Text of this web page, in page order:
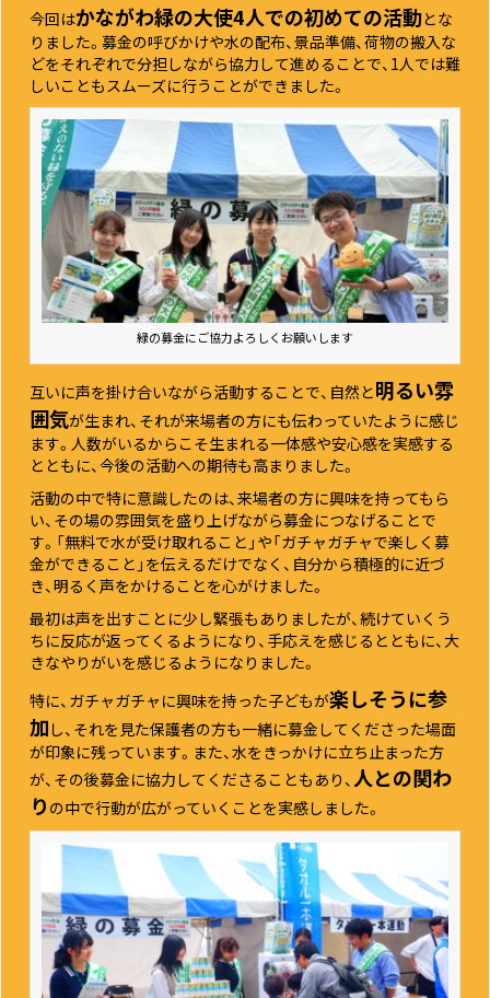
今回はかながわ緑の大使4人での初めての活動とな
りました。募金の呼びかけや水の配布、景品準備、荷物の搬入な
どをそれぞれで分担しながら協力して進めることで、1人では難
しいこともスムーズに行うことができました。
緑の募金にご協力よろしくお願いします
互いに声を掛け合いながら活動することで、自然と明るい雰
囲気が生まれ、それが来場者の方にも伝わっていたように感じ
ます。人数がいるからこそ生まれる一体感や安心感を実感する
とともに、今後の活動への期待も高まりました。
活動の中で特に意識したのは、来場者の方に興味を持ってもら
い、その場の雰囲気を盛り上げながら募金につなげることで
す。「無料で水が受け取れること」や「ガチャガチャで楽しく募
金ができること」を伝えるだけでなく、自分から積極的に近づ
き、明るく声をかけることを心がけました。
最初は声を出すことに少し緊張もありましたが、続けていくう
ちに反応が返ってくるようになり、手応えを感じるとともに、大
きなやりがいを感じるようになりました。
特に、ガチャガチャに興味を持った子どもが楽しそうに参
加 し、それを見た保護者の方も一緒に募金してくださった場面
が印象に残っています。また、水をきっかけに立ち止まった方
が、その後募金に協力してくださることもあり、 人との関わ
り の中で行動が広がっていくことを実感しました。